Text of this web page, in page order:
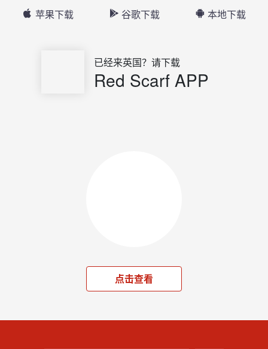
苹果下载 谷歌下载 本地下载
已经来英国？请下载
Red Scarf APP
点击查看